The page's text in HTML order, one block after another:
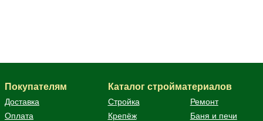
Покупателям
Доставка
Оплата
Каталог стройматериалов
Стройка
Ремонт
Крепёж
Баня и печи